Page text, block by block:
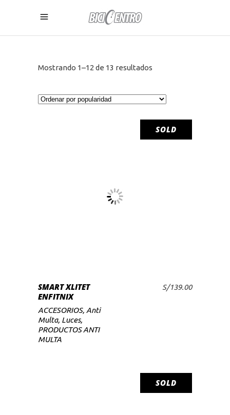
Mostrando 1–12 de 13 resultados
SOLD
LEER MÁS
SMART XLITET
ENFITNIX
S/139.00
ACCESORIOS, Anti
Multa, Luces,
PRODUCTOS ANTI
MULTA
SOLD